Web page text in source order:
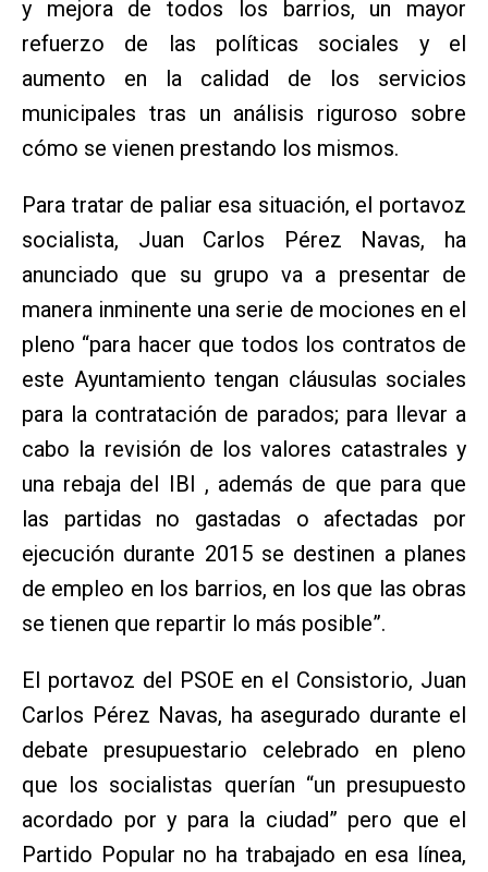
y mejora de todos los barrios, un mayor
refuerzo de las políticas sociales y el
aumento en la calidad de los servicios
municipales tras un análisis riguroso sobre
cómo se vienen prestando los mismos.
Para tratar de paliar esa situación, el portavoz
socialista, Juan Carlos Pérez Navas, ha
anunciado que su grupo va a presentar de
manera inminente una serie de mociones en el
pleno “para hacer que todos los contratos de
este Ayuntamiento tengan cláusulas sociales
para la contratación de parados; para llevar a
cabo la revisión de los valores catastrales y
una rebaja del IBI , además de que para que
las partidas no gastadas o afectadas por
ejecución durante 2015 se destinen a planes
de empleo en los barrios, en los que las obras
se tienen que repartir lo más posible”.
El portavoz del PSOE en el Consistorio, Juan
Carlos Pérez Navas, ha asegurado durante el
debate presupuestario celebrado en pleno
que los socialistas querían “un presupuesto
acordado por y para la ciudad” pero que el
Partido Popular no ha trabajado en esa línea,